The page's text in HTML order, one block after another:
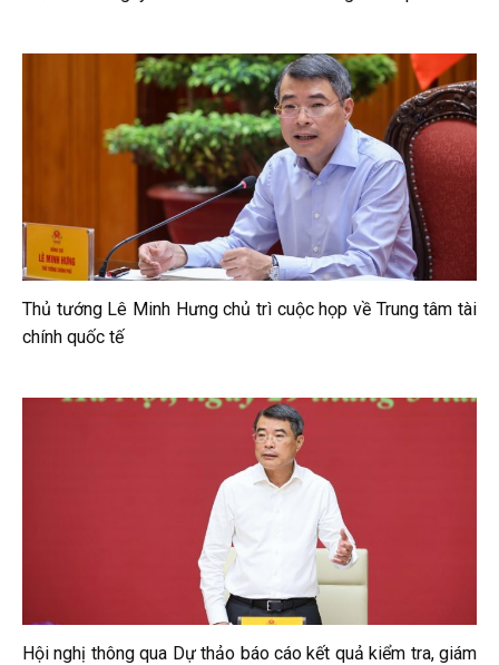
Thủ tướng Lê Minh Hưng chủ trì cuộc họp về Trung tâm tài
chính quốc tế
Hội nghị thông qua Dự thảo báo cáo kết quả kiểm tra, giám